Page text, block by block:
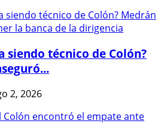
siendo técnico de Colón?
2, 2026